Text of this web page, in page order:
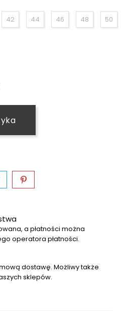
42 44 46 48 50
a płatności można
operatora płatności.
dostawę. Możliwy także
sklepów.